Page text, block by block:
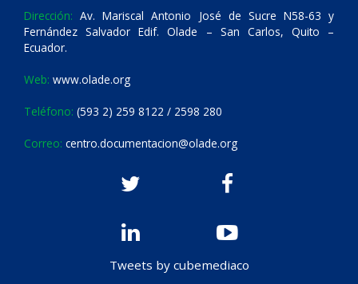
Dirección: Av. Mariscal Antonio José de Sucre N58-63 y
Fernández Salvador Edif. Olade – San Carlos, Quito –
Ecuador.
Web: www.olade.org
Teléfono: (593 2) 259 8122 / 2598 280
Correo: centro.documentacion@olade.org
Tweets by cubemediaco